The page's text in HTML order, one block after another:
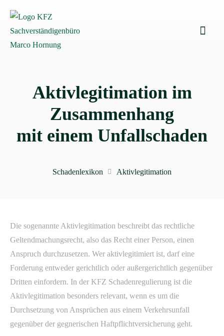
Aktiv­legitimation im
Zusammenhang
mit einem Unfallschaden
Schadenlexikon Aktivlegitimation
Die sogenannte Aktivlegitimation beschreibt das rechtliche
Geltendmachungsrecht, also das Recht einer Person, einen
Anspruch durchzusetzen. Wer aktivlegitimiert ist, darf eine
Forderung entweder gerichtlich oder außergerichtlich gegenüber
Dritten einfordern. In der KFZ Schadenregulierung ist die
Aktivlegitimation besonders relevant, wenn es um die
Durchsetzung von Ansprüchen aus einem Verkehrsunfall
gegenüber der gegnerischen Haftpflichtversicherung geht.